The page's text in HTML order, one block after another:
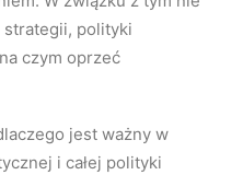
strategii, polityki
czym oprzeć
jest ważny w
i całej polityki